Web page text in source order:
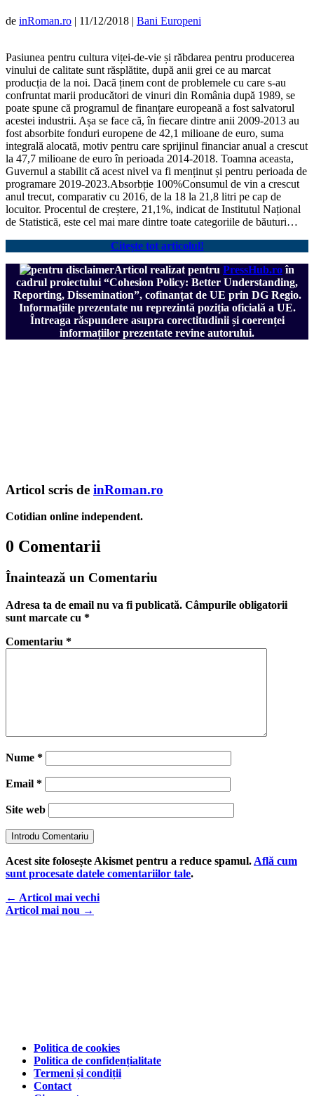
de inRoman.ro | 11/12/2018 | Bani Europeni
Pasiunea pentru cultura viței-de-vie și răbdarea pentru producerea
vinului de calitate sunt răsplătite, după anii grei ce au marcat
producția de la noi. Dacă ținem cont de problemele cu care s-au
confruntat marii producători de vinuri din România după 1989, se
poate spune că programul de finanțare europeană a fost salvatorul
acestei industrii. Așa se face că, în fiecare dintre anii 2009-2013 au
fost absorbite fonduri europene de 42,1 milioane de euro, suma
integrală alocată, motiv pentru care sprijinul financiar anual a crescut
la 47,7 milioane de euro în perioada 2014-2018. Toamna aceasta,
Guvernul a stabilit că acest nivel va fi menținut și pentru perioada de
programare 2019-2023.Absorbție 100%Consumul de vin a crescut
anul trecut, comparativ cu 2016, de la 18 la 21,8 litri pe cap de
locuitor. Procentul de creștere, 21,1%, indicat de Institutul Național
de Statistică, este cel mai mare dintre toate categoriile de băuturi…
Citește tot articolul!
Articol realizat pentru PressHub.roîn
cadrul proiectului “Cohesion Policy: Better Understanding,
Reporting, Dissemination”, cofinanțat de UE prin DG Regio.
Informațiile prezentate nu reprezintă poziția oficială a UE.
Întreaga răspundere asupra corectitudinii și coerenței
informațiilor prezentate revine autorului.
Articol scris de inRoman.ro
Cotidian online independent.
0 Comentarii
Înaintează un Comentariu
Adresa ta de email nu va fi publicată. Câmpurile obligatorii
sunt marcate cu *
Comentariu *
Nume *
Email *
Site web
Introdu Comentariu
Acest site folosește Akismet pentru a reduce spamul. Află cum
sunt procesate datele comentariilor tale.
← Articol mai vechi
Articol mai nou →
Politica de cookies
Politica de confidențialitate
Termeni și condiții
Contact